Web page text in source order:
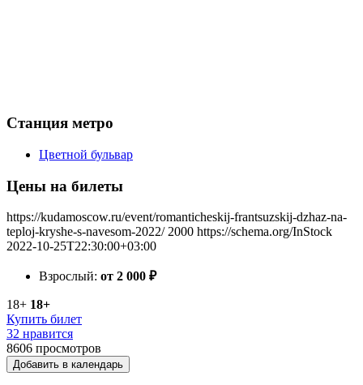
Станция метро
Цветной бульвар
Цены на билеты
https://kudamoscow.ru/event/romanticheskij-frantsuzskij-dzhaz-na-
teploj-kryshe-s-navesom-2022/ 2000 https://schema.org/InStock
2022-10-25T22:30:00+03:00
Взрослый: от 2 000 ₽
18+ 18+
Купить билет
32 нравится
8606 просмотров
Добавить в календарь